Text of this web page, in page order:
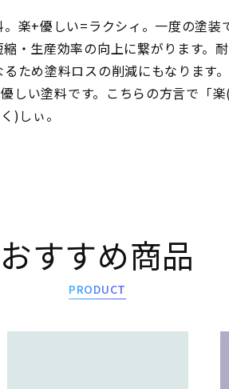
楽+優しい=ラクシィ。一度の塗装
・生産効率の向上に繋がります。
ため塗料ロスの削減にもなります
しい塗料です。こちらの方言で「
)しぃ。
おすすめ商品
PRODUCT